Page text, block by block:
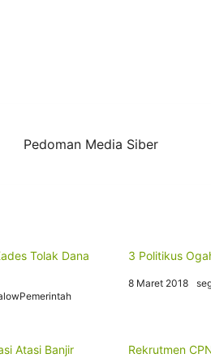
Pedoman Media Siber
Tolak Dana
3 Politikus
8 Maret 2018
Atasi Banjir Rekrutmen